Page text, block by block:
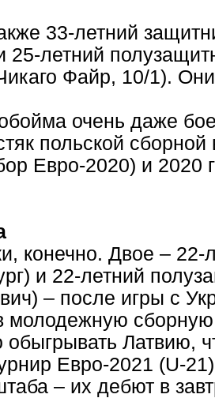
33-летний
25-летний
Файр, 10/1).
очень даже
польской
Евро-2020) и
конечно. Двое – 22-
и 22-летний
– после игры с
молодежную
Латвию,
Евро-2021 (U-
– их дебют в